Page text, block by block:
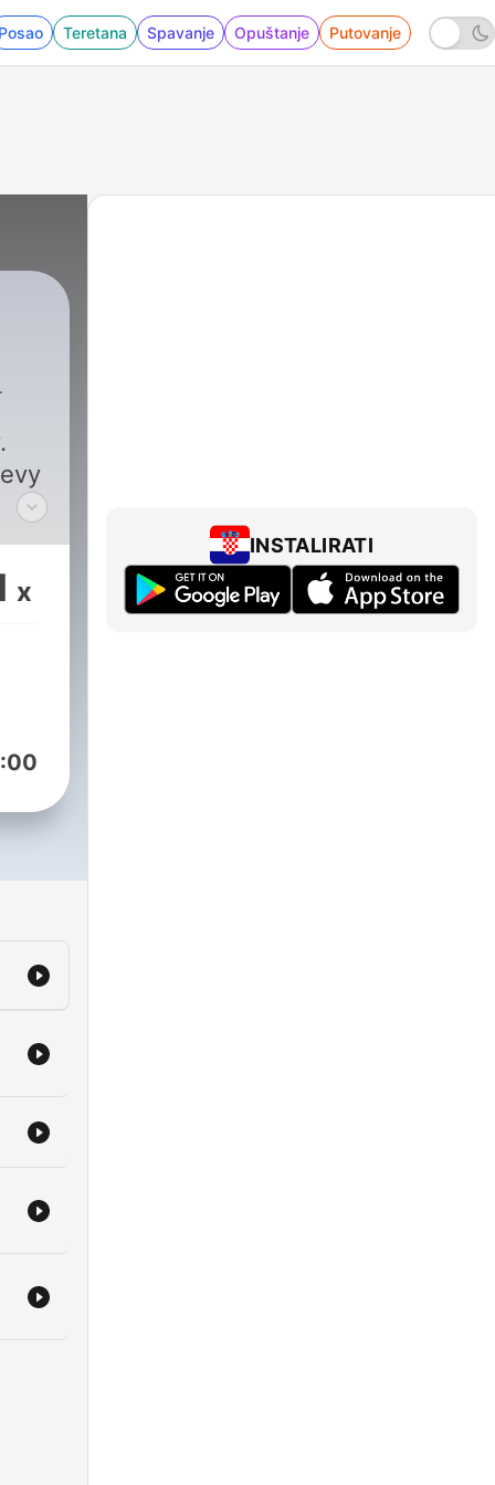
Teretana Spavanje Opuštanje Putovanje
x
INSTALIRATI